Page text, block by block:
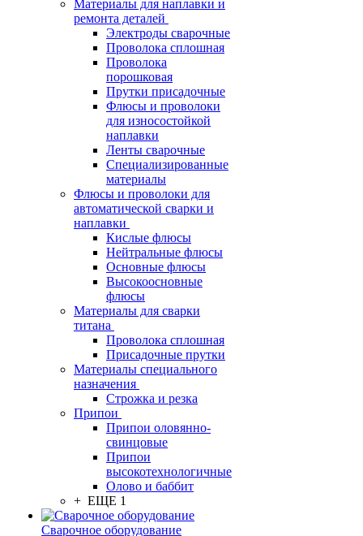
Материалы для наплавки и
ремонта деталей
Электроды сварочные
Проволока сплошная
Проволока
порошковая
Прутки присадочные
Флюсы и проволоки
для износостойкой
наплавки
Ленты сварочные
Специализированные
материалы
Флюсы и проволоки для
автоматической сварки и
наплавки
Кислые флюсы
Нейтральные флюсы
Основные флюсы
Высокоосновные
флюсы
Материалы для сварки
титана
Проволока сплошная
Присадочные прутки
Материалы специального
назначения
Строжка и резка
Припои
Припои оловянно-
свинцовые
Припои
высокотехнологичные
Олово и баббит
+ ЕЩЕ 1
Сварочное оборудование